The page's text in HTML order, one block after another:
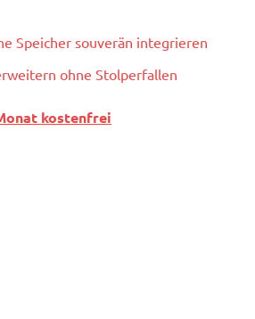
Speicher souverän integrieren
ohne Stolperfallen
kostenfrei